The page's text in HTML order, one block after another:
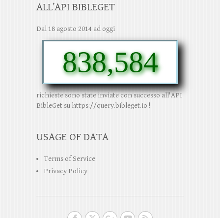
ALL’API BIBLEGET
Dal 18 agosto 2014 ad oggi
838,584
richieste sono state inviate con successo all'API
BibleGet su https://query.bibleget.io !
USAGE OF DATA
Terms of Service
Privacy Policy